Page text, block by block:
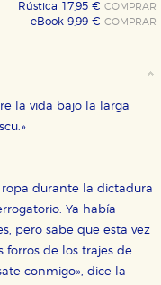
Rústica 17,95 €COMPRAR
eBook 9,99 €COMPRAR
la vida bajo la larga
durante la dictadura
Ya había
pero sabe que esta vez
forros de los trajes de
conmigo», dice la